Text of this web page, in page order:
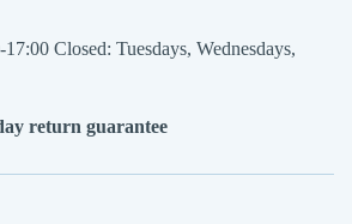
Closed: Tuesdays, Wednesdays,
return guarantee